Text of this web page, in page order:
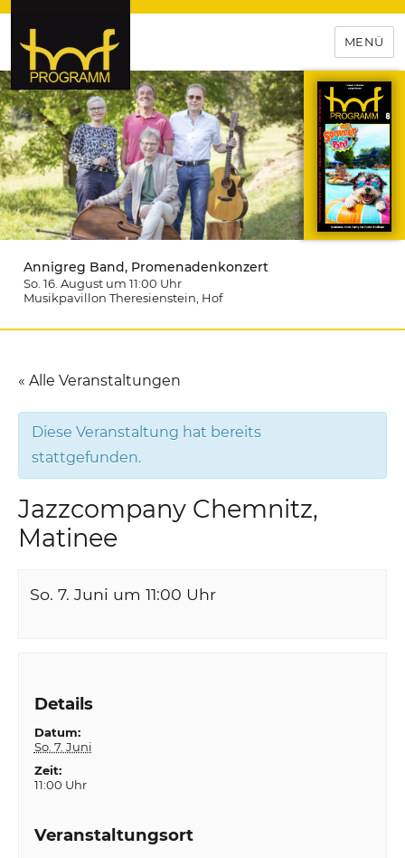
hof-programm – das
Veranstaltungsportal für
Hochfranken
MENÜ
Annigreg Band, Promenadenkonzert
So. 16. August um 11:00 Uhr
Musikpavillon Theresienstein , Hof
« Alle Veranstaltungen
Diese Veranstaltung hat bereits
stattgefunden.
Jazzcompany Chemnitz,
Matinee
So. 7. Juni um 11:00 Uhr
Details
Datum:
So. 7. Juni
Zeit:
11:00 Uhr
Veranstaltungsort